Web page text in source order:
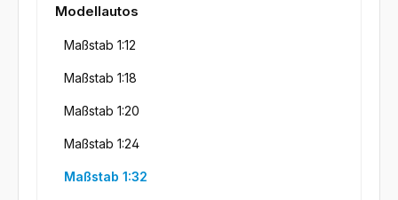
Modellautos
Maßstab 1:12
Maßstab 1:18
Maßstab 1:20
Maßstab 1:24
Maßstab 1:32